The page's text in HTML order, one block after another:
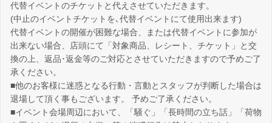
代替イベントのチケットと代えさせていただきます。
(中止のイベントチケットを､代替イベントにて使用出来ます)
代替イベントの開催が困難な場合、または代替イベントに参加が
出来ない場合、店頭にて「対象商品、レシート、チケット」と交
換の上、返品･返金等のご対応とさせていただきますので予めご了
承ください。
■他のお客様に迷惑となる行動・言動とスタッフが判断した場合は
退場して頂く事もございます。 予めご了承ください。
■イベント会場周辺において、「騒ぐ」「長時間の立ち話」「荷物